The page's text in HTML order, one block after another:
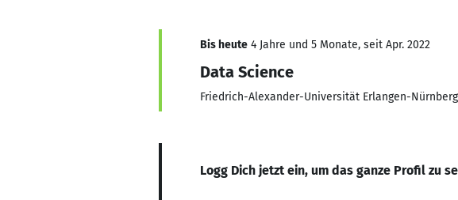
Bis heute 4 Jahre und 5 Monate, seit Apr. 2022
Data Science
Friedrich-Alexander-Universität Erlangen-Nürnberg
Logg Dich jetzt ein, um das ganze Profil zu